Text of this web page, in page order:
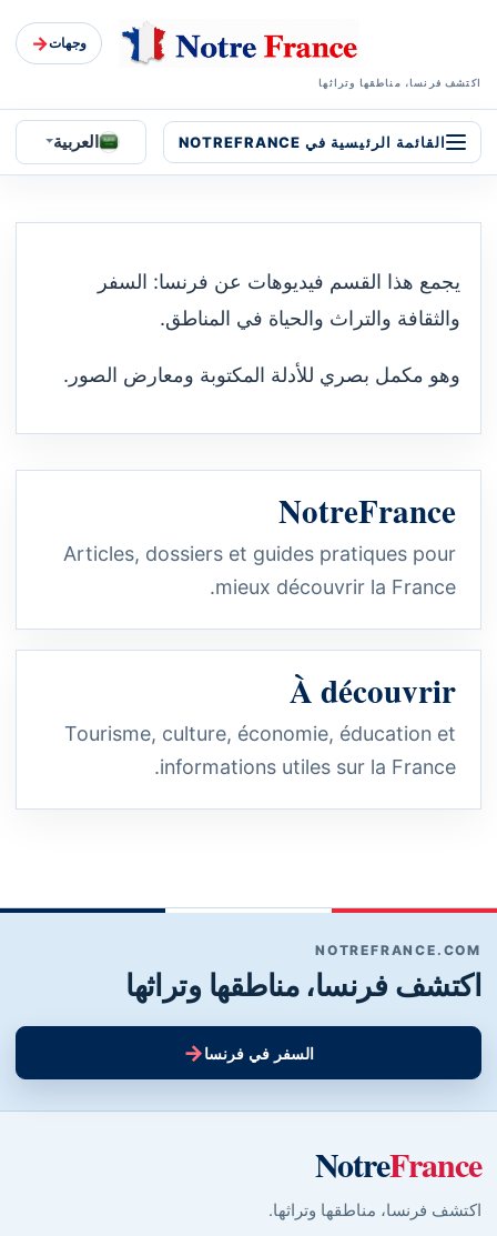
اكتشف فرنسا، مناطقها وتراثها
وجهات→
القائمة الرئيسية في NOTREFRANCE العربية
يجمع هذا القسم فيديوهات عن فرنسا: السفر
والثقافة والتراث والحياة في المناطق.
وهو مكمل بصري للأدلة المكتوبة ومعارض الصور.
NotreFrance
Articles, dossiers et guides pratiques pour
mieux découvrir la France.
À découvrir
Tourisme, culture, économie, éducation et
informations utiles sur la France.
NOTREFRANCE.COM
اكتشف فرنسا، مناطقها وتراثها
السفر في فرنسا→
NotreFrance
اكتشف فرنسا، مناطقها وتراثها.